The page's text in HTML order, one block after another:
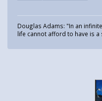
Douglas Adams: "In an
life cannot afford to have is